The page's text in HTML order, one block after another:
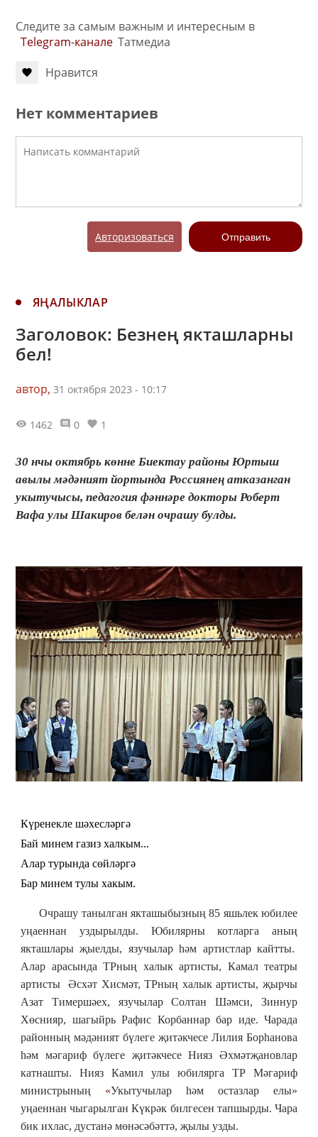
Следите за самым важным и интересным в
Telegram-канале Татмедиа
Нравится
Нет комментариев
Авторизоваться Отправить
ЯҢАЛЫКЛАР
Заголовок: Безнең якташларны
бел!
автор, 31 октября 2023 - 10:17
1462 0 1
30 нчы октябрь көнне Биектау районы Юртыш
авылы мәдәният йортында Россиянең атказанган
укытучысы, педагогия фәннәре докторы Роберт
Вафа улы Шакиров белән очрашу булды.
Күренекле шәхесләргә
Бай минем газиз халкым...
Алар турында сөйләргә
Бар минем тулы хакым.
Очрашу танылган якташыбызның 85 яшьлек юбилее
уңаеннан уздырылды. Юбилярны котларга аның
якташлары җыелды, язучылар һәм артистлар кайтты.
Алар арасында ТРның халык артисты, Камал театры
артисты Әсхәт Хисмәт, ТРның халык артисты, җырчы
Азат Тимершәех, язучылар Солтан Шәмси, Зиннур
Хөснияр, шагыйрь Рафис Корбаннар бар иде. Чарада
районның мәдәният бүлеге җитәкчесе Лилия Борһанова
һәм мәгариф бүлеге җитәкчесе Нияз Әхмәтҗановлар
катнашты. Нияз Камил улы юбилярга ТР Мәгариф
министрының «Укытучылар һәм остазлар елы»
уңаеннан чыгарылган Күкрәк билгесен тапшырды. Чара
бик ихлас, дустанә мөнәсәбәттә, җылы узды.